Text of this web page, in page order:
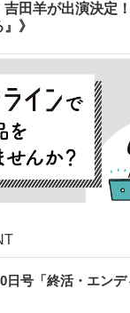
吉田羊が出演決定
》
日号「終活・エン